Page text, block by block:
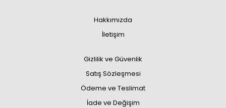
Hakkımızda
İletişim
Gizlilik ve Güvenlik
Satış Sözleşmesi
Ödeme ve Teslimat
İade ve Değişim